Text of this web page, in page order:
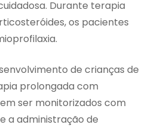
Durante terapia
os pacientes
de crianças de
prolongada com
ser monitorizados com
a administração de